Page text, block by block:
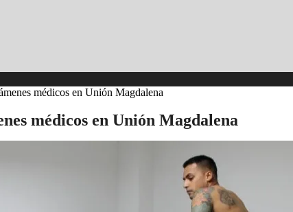
médicos en Unión Magdalena
médicos en Unión Magdalena